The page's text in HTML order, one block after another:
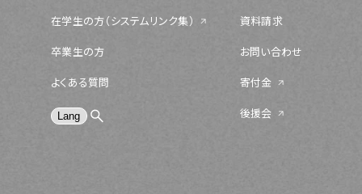
在学生の方（システムリンク集）
卒業生の方
よくある質問
資料請求
お問い合わせ
寄付金
後援会